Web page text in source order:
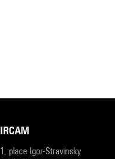
IRCAM
1, place Igor-Stravinsky